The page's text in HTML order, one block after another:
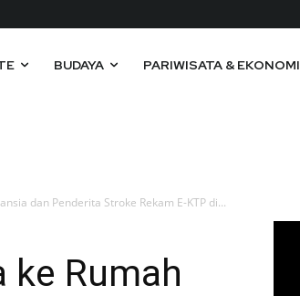
BUDAYA PARIWISATA & EKONOMI
dan Penderita Stroke Rekam E-KTP di...
Rumah